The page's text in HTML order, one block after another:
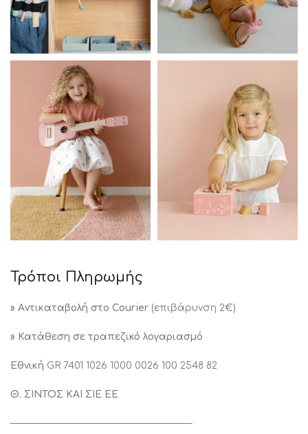
Τρόποι Πληρωμής
» Aντικαταβολή στο Courier (επιβάρυνση 2€)
» Κατάθεση σε τραπεζικό λογαριασμό
Εθνική GR 7401 1026 1000 0026 100 2548 82
Θ. ΣΙΝΤΟΣ ΚΑΙ ΣΙΕ ΕΕ
————————————————————-